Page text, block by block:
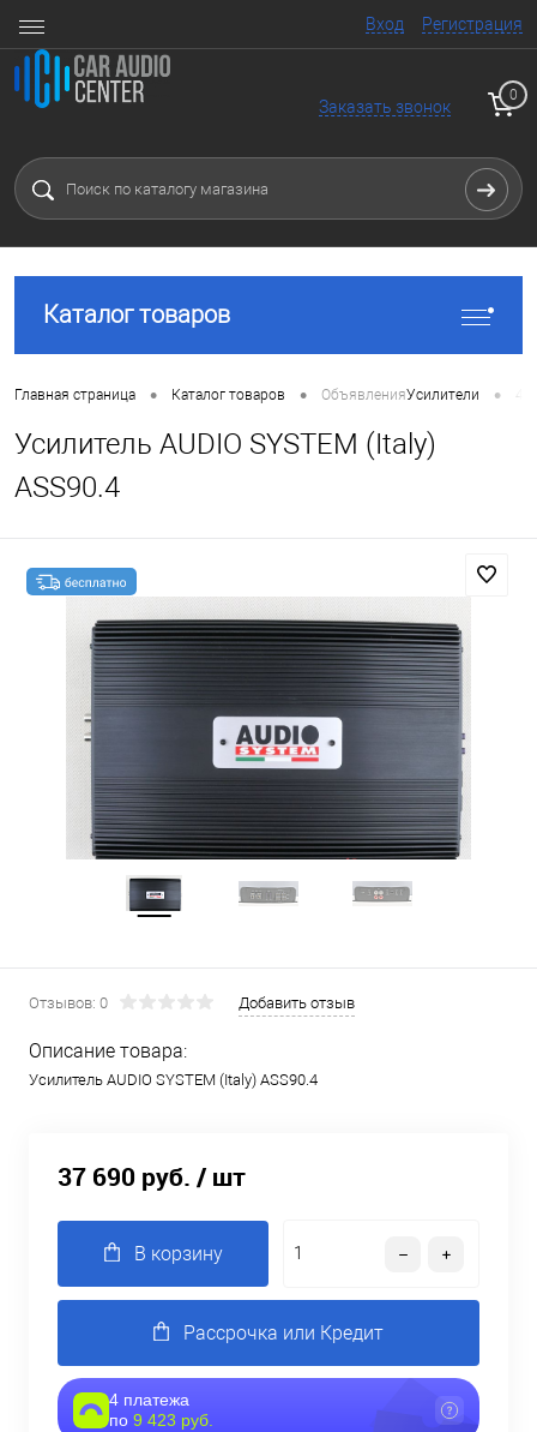
Вход Регистрация
Заказать звонок
0
Каталог товаров
Главная страница • Каталог товаров • ОбъявленияУсилители • 4
Усилитель AUDIO SYSTEM (Italy)
ASS90.4
Отзывов: 0 Добавить отзыв
Описание товара:
Усилитель AUDIO SYSTEM (Italy) ASS90.4
37 690 руб. / шт
В корзину
Рассрочка или Кредит
4 платежа
по 9 423 руб.